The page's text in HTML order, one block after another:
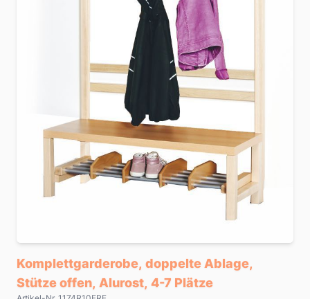
Komplettgarderobe, doppelte Ablage,
Stütze offen, Alurost, 4-7 Plätze